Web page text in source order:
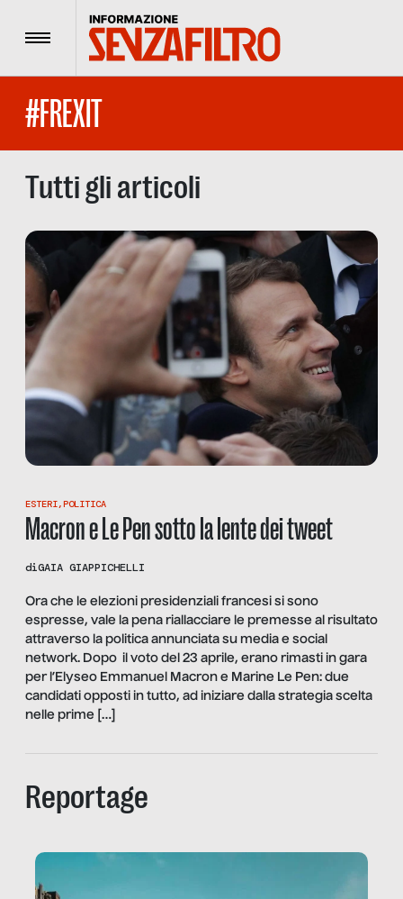
Menu
#FREXIT
Tutti gli articoli
ESTERI,POLITICA
Macron e Le Pen sotto la lente dei tweet
diGAIA GIAPPICHELLI
Ora che le elezioni presidenziali francesi si sono
espresse, vale la pena riallacciare le premesse al risultato
attraverso la politica annunciata su media e social
network. Dopo il voto del 23 aprile, erano rimasti in gara
per l’Elyseo Emmanuel Macron e Marine Le Pen: due
candidati opposti in tutto, ad iniziare dalla strategia scelta
nelle prime […]
Reportage